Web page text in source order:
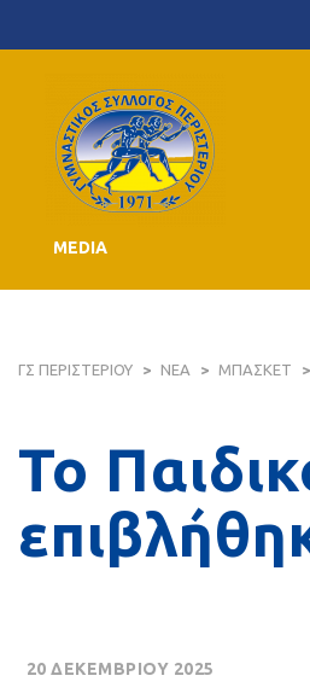
MEDIA
ΓΣ ΠΕΡΙΣΤΕΡΙΟΥ > ΝΕΑ > ΜΠΑΣΚΕΤ >
Το
20 ΔΕΚΕΜΒΡΙΟΥ 2025